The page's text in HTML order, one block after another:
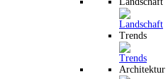
Trends
Architektur